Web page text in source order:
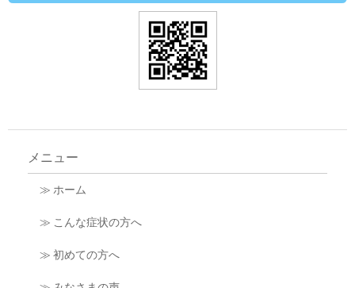
メニュー
≫ ホーム
≫ こんな症状の方へ
≫ 初めての方へ